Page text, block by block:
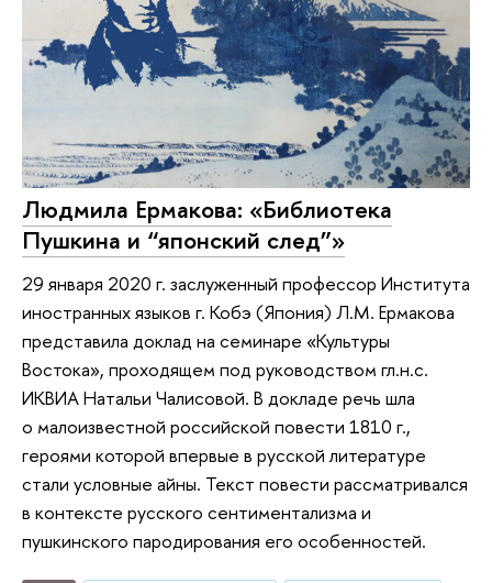
Людмила Ермакова: «Библиотека
Пушкина и “японский след”»
29 января 2020 г. заслуженный профессор Института
иностранных языков г. Кобэ (Япония) Л.М. Ермакова
представила доклад на семинаре «Культуры
Востока», проходящем под руководством гл.н.с.
ИКВИА Натальи Чалисовой. В докладе речь шла
о малоизвестной российской повести 1810 г.,
героями которой впервые в русской литературе
стали условные айны. Текст повести рассматривался
в контексте русского сентиментализма и
пушкинского пародирования его особенностей.